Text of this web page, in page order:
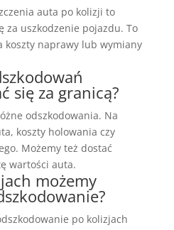
auta po kolizji to
za uszkodzenie pojazdu. To
koszty naprawy lub wymiany
się za granicą?
odszkodowania. Na
koszty holowania czy
Możemy też dostać
wartości auta.
możemy
po kolizjach